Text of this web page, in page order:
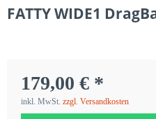
FATTY WIDE1
179,00 € *
inkl. MwSt. zzgl. Versandkosten